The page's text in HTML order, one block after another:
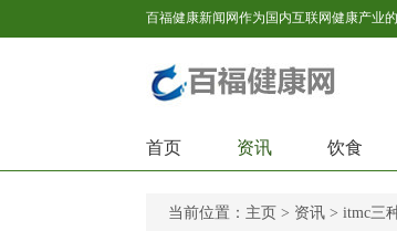
首页 资讯 饮食
当前位置： 主页 > 资讯 > itmc三